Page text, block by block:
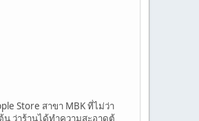
Store สาขา MBK ที่ไม่ว่า
น ว่าร้านได้ทำความสะอาดตู้